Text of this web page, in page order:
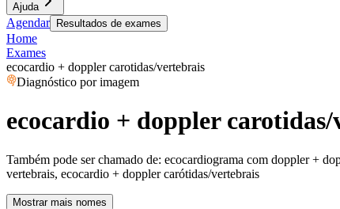
Ajuda
Agendar Resultados de exames
Home
Exames
ecocardio + doppler carotidas/vertebrais
Diagnóstico por imagem
ecocardio + doppler
Também pode ser chamado de: ecocardiograma com doppler +
vertebrais, ecocardio + doppler carótidas/vertebrais
Mostrar mais nomes